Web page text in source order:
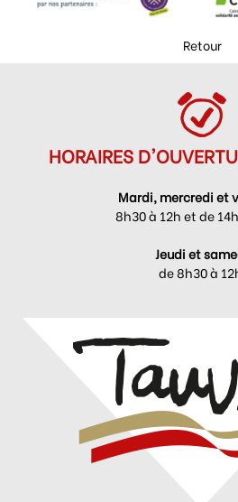
Retour
HORAIRES
Mardi, mercredi et
8h30 à 12h et de
Jeudi et
de 8h30 à